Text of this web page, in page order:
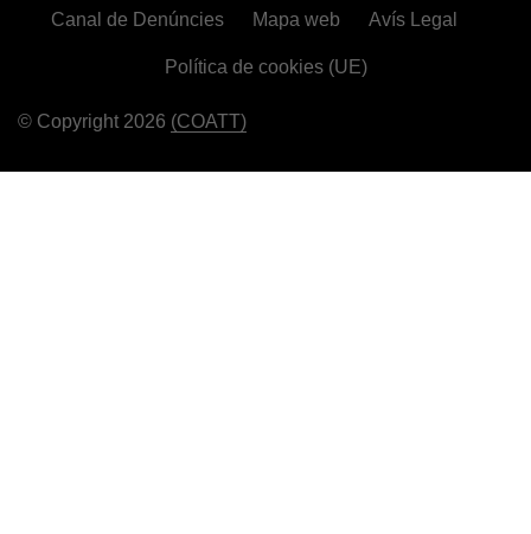
© Copyright 2026 (COATT)
Canal de Denúncies Mapa web Avís Legal
Política de cookies (UE)